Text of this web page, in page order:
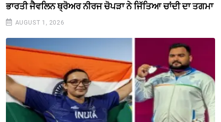
ਭਾਰਤੀ ਜੈਵਲਿਨ ਥ੍ਰੋਅਰ ਨੀਰਜ ਚੋਪੜਾ ਨੇ ਜਿੱਤਿਆ ਚਾਂਦੀ ਦਾ ਤਗਮਾ
AUGUST 1, 2026